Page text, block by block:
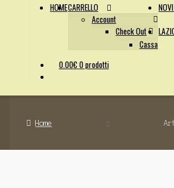
HOMECARRELLO
Account
Check Out
Cassa
0.00€0 prodotti
Home